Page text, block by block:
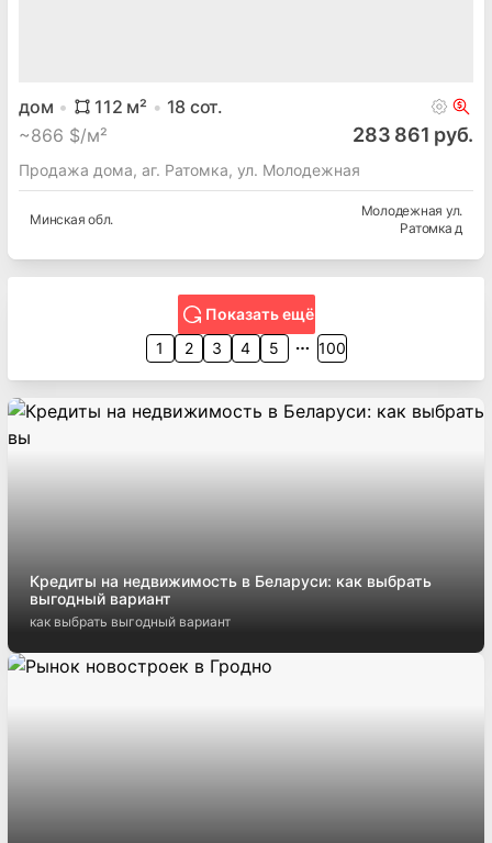
дом 112 м² 18 сот.
~866 $/м² 283 861 руб.
Продажа дома, аг. Ратомка, ул. Молодежная
Минская обл.
Молодежная ул.
Ратомка д
Показать ещё
1
2 3 4 5 100
Кредиты на недвижимость в Беларуси: как выбрать
выгодный вариант
как выбрать выгодный вариант